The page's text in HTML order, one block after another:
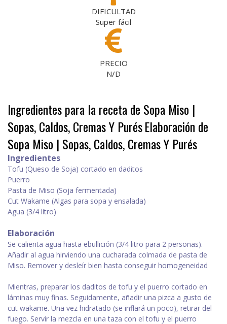
DIFICULTAD
Super fácil
PRECIO
N/D
Ingredientes para la receta de Sopa Miso |
Sopas, Caldos, Cremas Y PurésElaboración de
Sopa Miso | Sopas, Caldos, Cremas Y Purés
Ingredientes
Tofu (Queso de Soja) cortado en daditos
Puerro
Pasta de Miso (Soja fermentada)
Cut Wakame (Algas para sopa y ensalada)
Agua (3/4 litro)
Elaboración
Se calienta agua hasta ebullición (3/4 litro para 2 personas).
Añadir al agua hirviendo una cucharada colmada de pasta de
Miso. Remover y desleír bien hasta conseguir homogeneidad
Mientras, preparar los daditos de tofu y el puerro cortado en
láminas muy finas. Seguidamente, añadir una pizca a gusto de
cut wakame. Una vez hidratado (se inflará un poco), retirar del
fuego. Servir la mezcla en una taza con el tofu y el puerro